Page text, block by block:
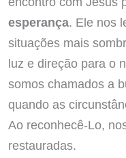
esperança. Ele nos
situações mais
luz e direção para o
somos chamados a
quando as
Ao reconhecê-Lo,
restauradas.